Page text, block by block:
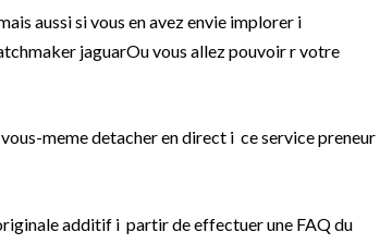
aussi si vous en avez envie implorer i
jaguarOu vous allez pouvoir r votre
meme detacher en direct i ce service preneur
additif i partir de effectuer une FAQ du